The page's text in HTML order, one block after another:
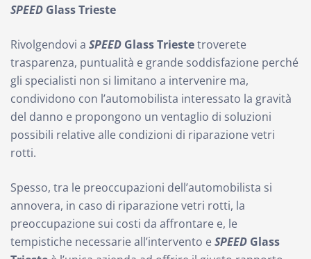
SPEED Glass Trieste
Rivolgendovi a SPEED Glass Triestetroverete
trasparenza, puntualità e grande soddisfazione perché
gli specialisti non si limitano a intervenire ma,
condividono con l’automobilista interessato la gravità
del danno e propongono un ventaglio di soluzioni
possibili relative alle condizioni di riparazione vetri
rotti.
Spesso, tra le preoccupazioni dell’automobilista si
annovera, in caso di riparazione vetri rotti, la
preoccupazione sui costi da affrontare e, le
tempistiche necessarie all’intervento eSPEED Glass